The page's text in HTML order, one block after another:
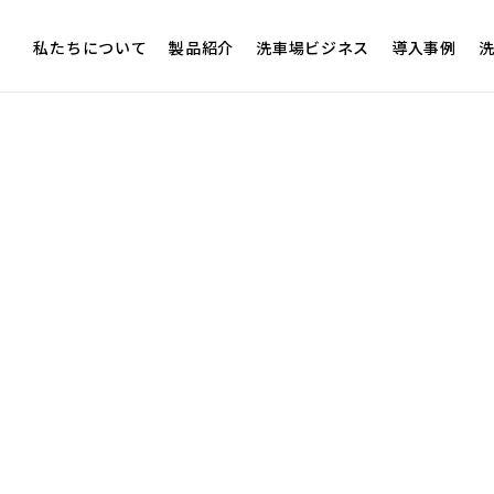
私たちについて 製品紹介 洗車場ビジネス 導入事例